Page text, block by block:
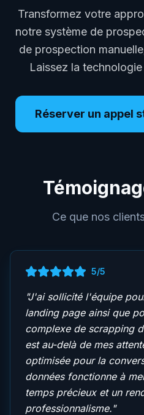
Transformez votre
notre système de
de prospection
Laissez la
Réserver un appel
Ce que nos
5/5
"J'ai sollicité l'équipe
landing page ainsi que
complexe de scrapping
est au-delà de mes
optimisée pour la
données fonctionne à
temps précieux et un
professionnalisme."